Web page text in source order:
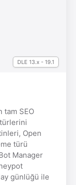
DLE 13.x - 19.1
tam SEO
Open
türü
Manager
günlüğü ile